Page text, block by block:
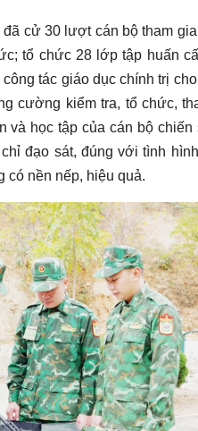
cử 30 lượt cán bộ tham
tổ chức 28 lớp tập huấn
tác giáo dục chính trị
cường kiểm tra, tổ chức,
và học tập của cán bộ
đạo sát, đúng với tình
có nền nếp, hiệu quả.